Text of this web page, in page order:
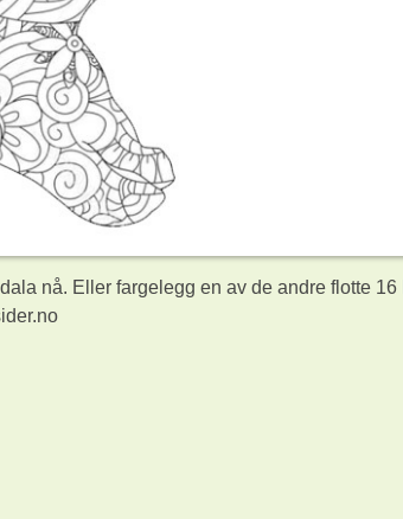
nå. Eller fargelegg en av de andre flotte 16